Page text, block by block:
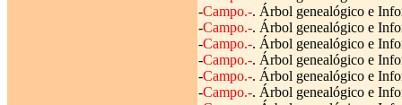
-Campo.-. Árbol genealógico e
-Campo.-. Árbol genealógico e
-Campo.-. Árbol genealógico e
-Campo.-. Árbol genealógico e
-Campo.-. Árbol genealógico e
-Campo.-. Árbol genealógico e